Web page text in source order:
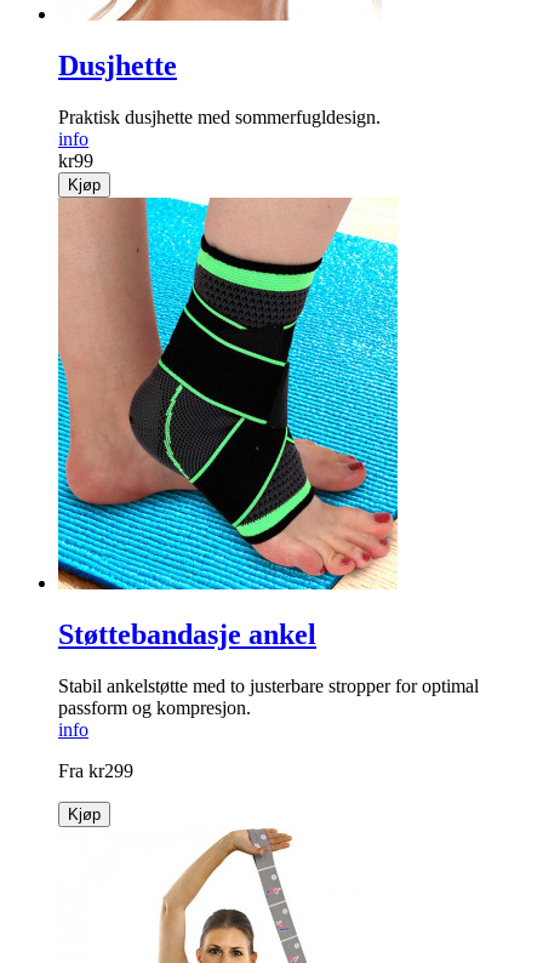
Dusjhette
Praktisk dusjhette med sommerfugl­design.
info
kr99
Kjøp
Støttebandasje ankel
Stabil ankelstøtte med to juster­bare stropper for optimal
passform og kompresjon.
info
Fra kr299
Kjøp